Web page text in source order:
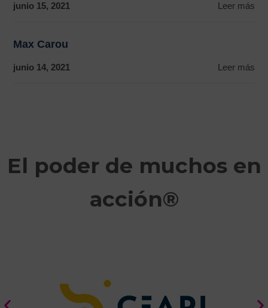
junio 15, 2021 Leer más
Max Carou
junio 14, 2021 Leer más
El poder de muchos en
acción®